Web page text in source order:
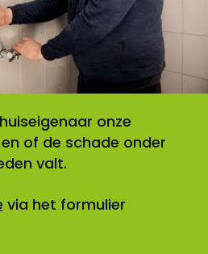
onze
of de schade onder
valt.
via het formulier